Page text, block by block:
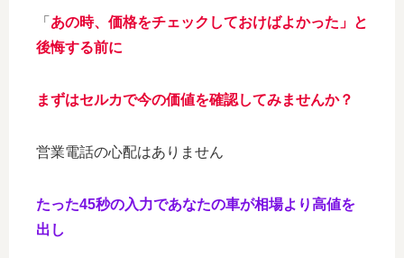
「 あの時、価格をチェックしておけばよかった」と
後悔する前に
まずはセルカで今の価値を確認してみませんか？
営業電話の心配はありません
たった45秒の入力であなたの車が相場より高値を
出し